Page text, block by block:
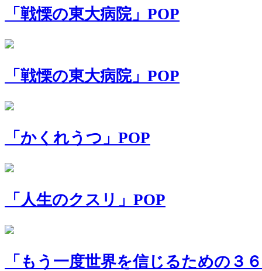
「戦慄の東大病院」POP
「戦慄の東大病院」POP
「かくれうつ」POP
「人生のクスリ」POP
「もう一度世界を信じるための３